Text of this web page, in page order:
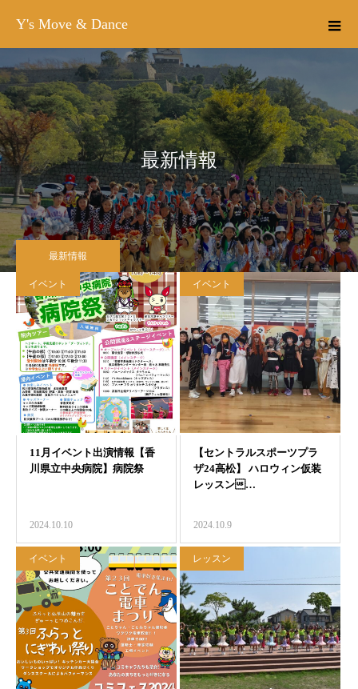
Y's Move & Dance
最新情報
最新情報
イベント
2024.10.10
イベント
2024.10.9
イベント レッスン